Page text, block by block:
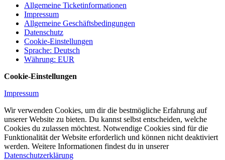
Allgemeine Ticketinformationen
Impressum
Allgemeine Geschäftsbedingungen
Datenschutz
Cookie-Einstellungen
Sprache: Deutsch
Währung: EUR
Cookie-Einstellungen
Impressum
Wir verwenden Cookies, um dir die bestmögliche Erfahrung auf
unserer Website zu bieten. Du kannst selbst entscheiden, welche
Cookies du zulassen möchtest. Notwendige Cookies sind für die
Funktionalität der Website erforderlich und können nicht deaktiviert
werden. Weitere Informationen findest du in unserer
Datenschutzerklärung